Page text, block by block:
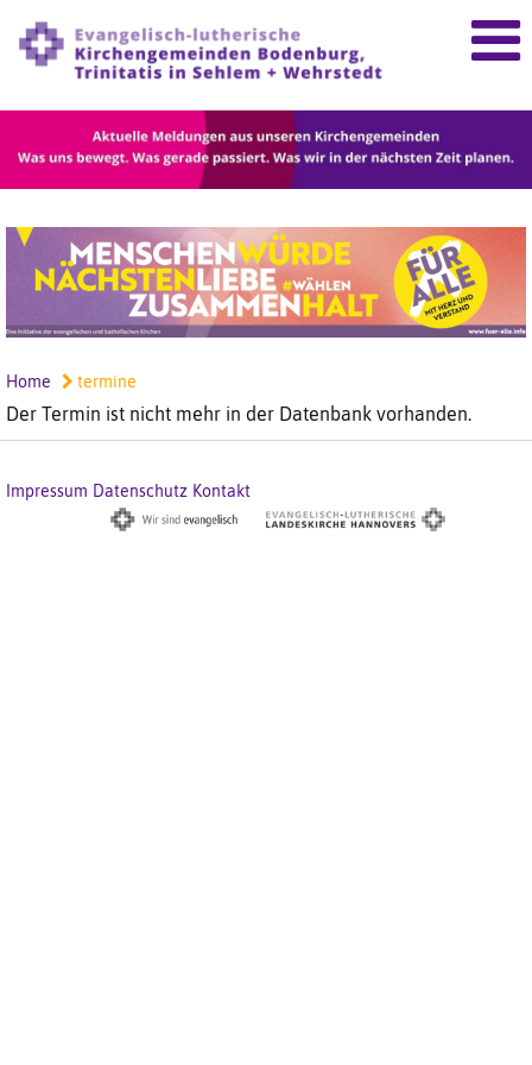
Home termine
Der Termin ist nicht mehr in der Datenbank vorhanden.
Impressum Datenschutz Kontakt